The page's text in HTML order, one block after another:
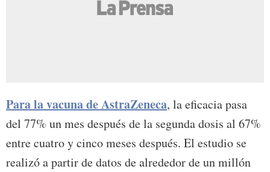
Para la vacuna de AstraZeneca, la eficacia pasa
del 77% un mes después de la segunda dosis al 67%
entre cuatro y cinco meses después. El estudio se
realizó a partir de datos de alrededor de un millón